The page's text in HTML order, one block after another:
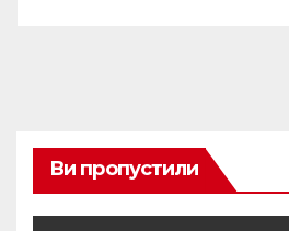
Ви пропустили